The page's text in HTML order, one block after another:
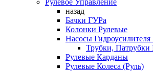
Рулевое Управление
назад
Бачки ГУРа
Колонки Рулевые
Насосы
Трубки, Патрубки
Рулевые Карданы
Рулевые Колеса (Руль)